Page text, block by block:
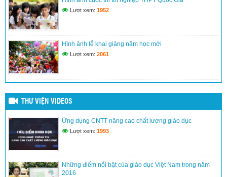
(24/03/2017)
Kế hoạch đổi mới giáo dục nâng cao chất lượng dạy và học
(24/03/2017)
Lượt xem: 1952
Hình ảnh lễ khai giảng năm học mới
Lượt xem: 2061
THƯ VIỆN VIDEOS
Ứng dụng CNTT nâng cao chất lượng giáo dục
Lượt xem: 1993
Những điểm nổi bật của giáo dục Việt Nam trong năm
2016